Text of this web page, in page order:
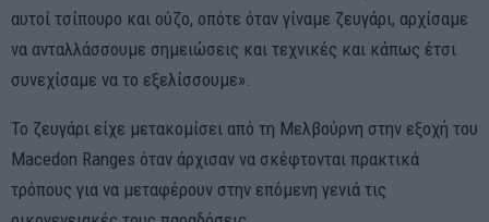
αυτοί τσίπουρο και ούζο, οπότε όταν γίναμε ζευγάρι, αρχίσαμε
να ανταλλάσσουμε σημειώσεις και τεχνικές και κάπως έτσι
συνεχίσαμε να το εξελίσσουμε».
Το ζευγάρι είχε μετακομίσει από τη Μελβούρνη στην εξοχή του
Macedon Ranges όταν άρχισαν να σκέφτονται πρακτικά
τρόπους για να μεταφέρουν στην επόμενη γενιά τις